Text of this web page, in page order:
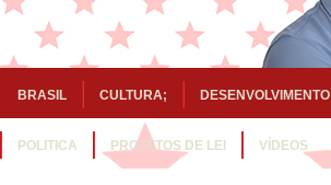
BRASIL CULTURA; DESENVOLVIMENTO
POLITICA PROJETOS DE LEI VÍDEOS